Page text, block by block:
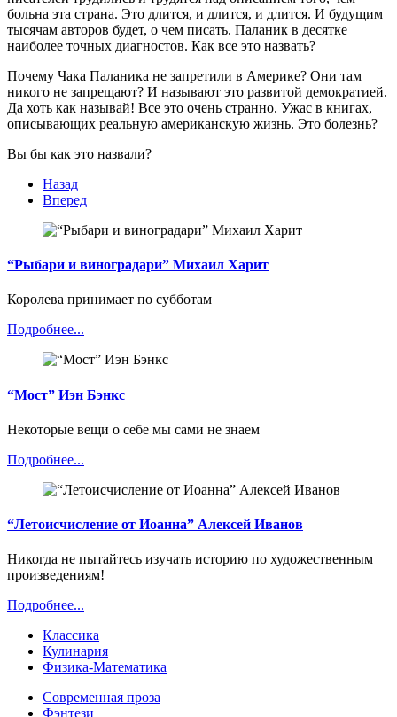
больна эта страна. Это длится, и длится, и длится. И будущим
тысячам авторов будет, о чем писать. Паланик в десятке
наиболее точных диагностов. Как все это назвать?
Почему Чака Паланика не запретили в Америке? Они там
никого не запрещают? И называют это развитой демократией.
Да хоть как называй! Все это очень странно. Ужас в книгах,
описывающих реальную американскую жизнь. Это болезнь?
Вы бы как это назвали?
Назад
Вперед
“Рыбари и виноградари” Михаил Харит
Королева принимает по субботам
Подробнее...
“Мост” Иэн Бэнкс
Некоторые вещи о себе мы сами не знаем
Подробнее...
“Летоисчисление от Иоанна” Алексей Иванов
Никогда не пытайтесь изучать историю по художественным
произведениям!
Подробнее...
Классика
Кулинария
Физика-Математика
Современная проза
Фэнтези